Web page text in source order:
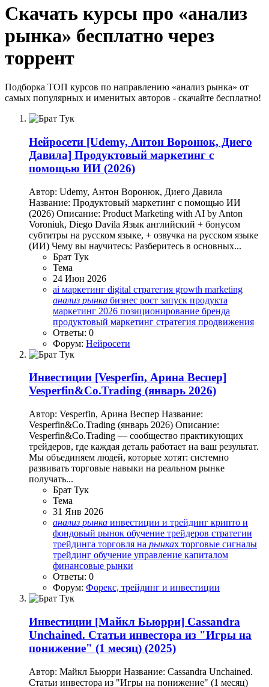
Скачать курсы про «анализ
рынка» бесплатно через
торрент
Подборка ТОП курсов по направлению «анализ рынка» от
самых популярных и именитых авторов - скачайте бесплатно!
Нейросети [Udemy, Антон Воронюк, Диего
Давила] Продуктовый маркетинг с
помощью ИИ (2026)
Автор: Udemy, Антон Воронюк, Диего Давила
Название: Продуктовый маркетинг с помощью ИИ
(2026) Описание: Product Marketing with AI by Anton
Voroniuk, Diego Davila Язык английский + бонусом
субтитры на русском языке, + озвучка на русском языке
(ИИ) Чему вы научитесь: Разберитесь в основных...
Брат Тук
Тема
24 Июн 2026
ai маркетинг digital стратегия growth marketing
анализ рынка бизнес рост запуск продукта
маркетинг 2026 позиционирование бренда
продуктовый маркетинг стратегия продвижения
Ответы: 0
Форум: Нейросети
Инвестиции [Vesperfin, Арина Веспер]
Vesperfin&Co.Trading (январь 2026)
Автор: Vesperfin, Арина Веспер Название:
Vesperfin&Co.Trading (январь 2026) Описание:
Vesperfin&Co.Trading — сообщество практикующих
трейдеров, где каждая деталь работает на ваш результат.
Мы объединяем людей, которые хотят: системно
развивать торговые навыки на реальном рынке
получать...
Брат Тук
Тема
31 Янв 2026
анализ рынка инвестиции и трейдинг крипто и
фондовый рынок обучение трейдеров стратегии
трейдинга торговля на рынках торговые сигналы
трейдинг обучение управление капиталом
финансовые рынки
Ответы: 0
Форум: Форекс, трейдинг и инвестиции
Инвестиции [Майкл Бьюрри] Cassandra
Unchained. Статьи инвестора из "Игры на
понижение" (1 месяц) (2025)
Автор: Майкл Бьюрри Название: Cassandra Unchained.
Статьи инвестора из "Игры на понижение" (1 месяц)